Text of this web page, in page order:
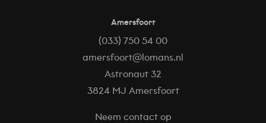
Amersfoort
(033) 750 54 00
amersfoort@lomans.nl
Astronaut 32
3824 MJ Amersfoort
Neem contact op